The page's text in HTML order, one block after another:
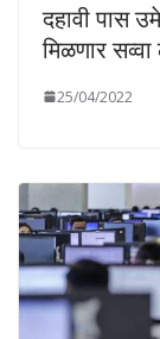
दहावी पास
मिळणार
25/04/2022